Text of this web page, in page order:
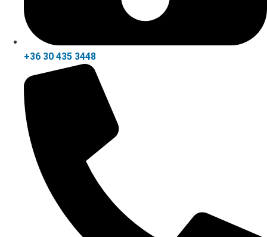
+36 30 435 3448